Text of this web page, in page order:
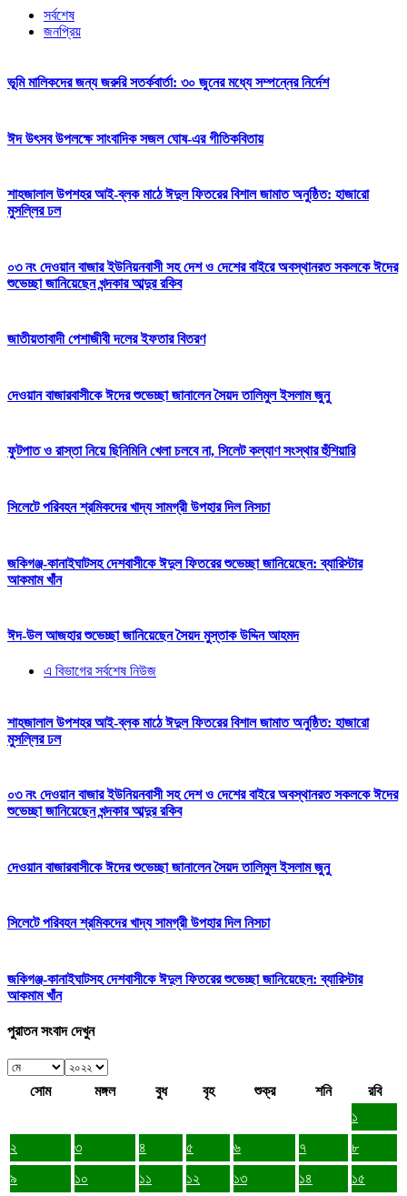
সর্বশেষ
জনপ্রিয়
ভূমি মালিকদের জন্য জরুরি সতর্কবার্তা: ৩০ জুনের মধ্যে সম্পন্নের নির্দেশ
ঈদ উৎসব উপলক্ষে সাংবাদিক সজল ঘোষ-এর গীতিকবিতায়
শাহজালাল উপশহর আই-ব্লক মাঠে ঈদুল ফিতরের বিশাল জামাত অনুষ্ঠিত: হাজারো
মুসল্লির ঢল
০৩ নং দেওয়ান বাজার ইউনিয়নবাসী সহ দেশ ও দেশের বাইরে অবস্থানরত সকলকে ঈদের
শুভেচ্ছা জানিয়েছেন খন্দকার আব্দুর রকিব
জাতীয়তাবাদী পেশাজীবী দলের ইফতার বিতরণ
দেওয়ান বাজারবাসীকে ঈদের শুভেচ্ছা জানালেন সৈয়দ তালিমুল ইসলাম জুনু
ফুটপাত ও রাস্তা নিয়ে ছিনিমিনি খেলা চলবে না, সিলেট কল্যাণ সংস্থার হুঁশিয়ারি
সিলেটে পরিবহন শ্রমিকদের খাদ্য সামগ্রী উপহার দিল নিসচা
জকিগঞ্জ-কানাইঘাটসহ দেশবাসীকে ঈদুল ফিতরের শুভেচ্ছা জানিয়েছেন: ব্যারিস্টার
আকমাম খাঁন
ঈদ-উল আজহার শুভেচ্ছা জানিয়েছেন সৈয়দ মুস্তাক উদ্দিন আহমদ
এ বিভাগের সর্বশেষ নিউজ
শাহজালাল উপশহর আই-ব্লক মাঠে ঈদুল ফিতরের বিশাল জামাত অনুষ্ঠিত: হাজারো
মুসল্লির ঢল
০৩ নং দেওয়ান বাজার ইউনিয়নবাসী সহ দেশ ও দেশের বাইরে অবস্থানরত সকলকে ঈদের
শুভেচ্ছা জানিয়েছেন খন্দকার আব্দুর রকিব
দেওয়ান বাজারবাসীকে ঈদের শুভেচ্ছা জানালেন সৈয়দ তালিমুল ইসলাম জুনু
সিলেটে পরিবহন শ্রমিকদের খাদ্য সামগ্রী উপহার দিল নিসচা
জকিগঞ্জ-কানাইঘাটসহ দেশবাসীকে ঈদুল ফিতরের শুভেচ্ছা জানিয়েছেন: ব্যারিস্টার
আকমাম খাঁন
পুরাতন সংবাদ দেখুন
সোম মঙ্গল বুধ বৃহ শুক্র শনি
রবি
১
২
৩ ৪ ৫ ৬ ৭
৮
৯
১০ ১১ ১২ ১৩ ১৪ ১৫